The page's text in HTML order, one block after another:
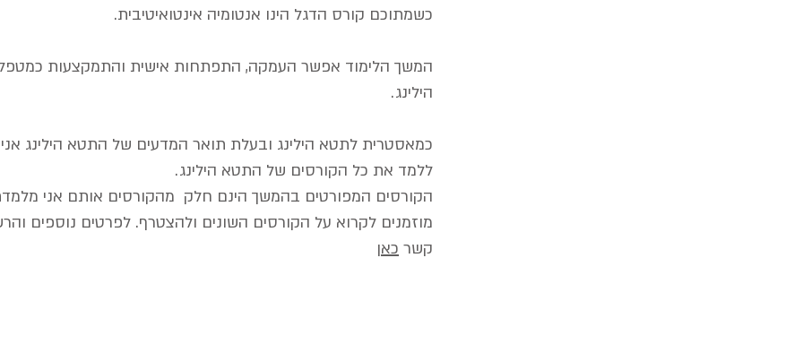
כשמתוכם קורס הדגל הינו אנטומיה אינטואיטיבית.
המשך הלימוד אפשר העמקה, התפתחות אישית והתמקצעות
הילינג.
כמאסטרית לתטא הילינג ובעלת תואר המדעים של התטא הילינג
ללמד את כל הקורסים של התטא הילינג.
הקורסים המפורטים בהמשך הינם חלק מהקורסים אותם אני
מוזמנים לקרוא על הקורסים השונים ולהצטרף. לפרטים נוספים
קשר כאן